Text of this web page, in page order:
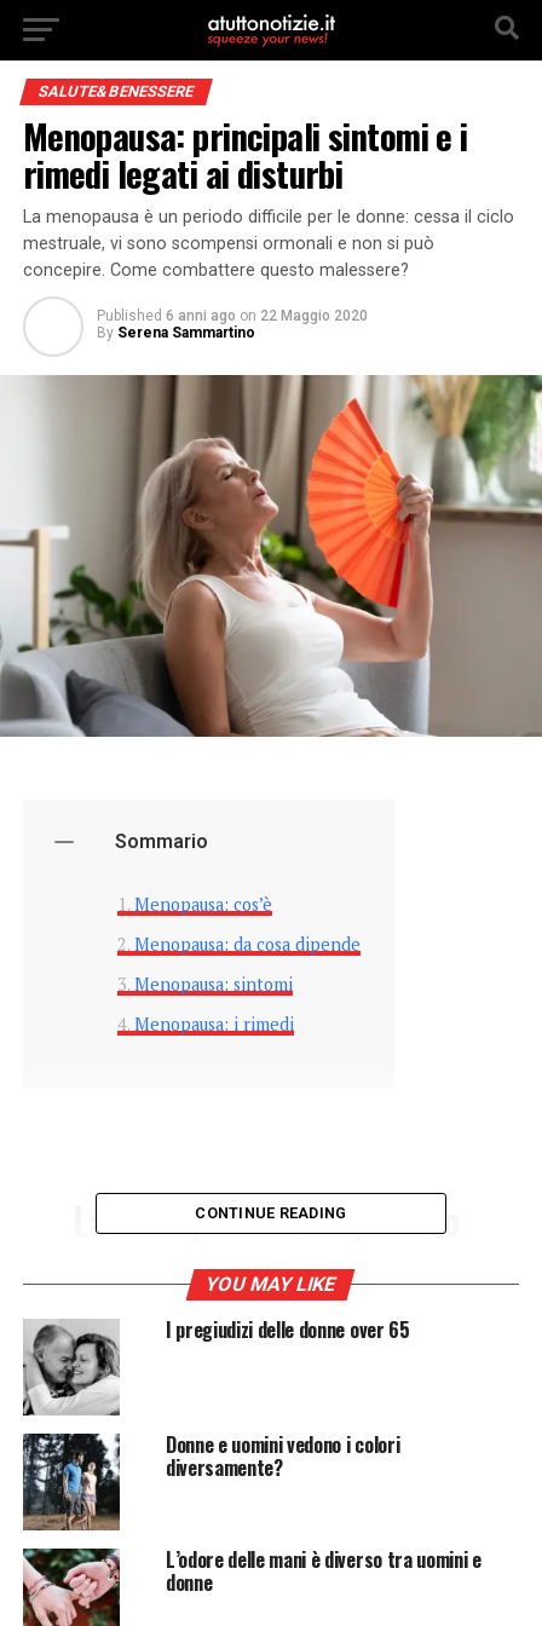
SALUTE&BENESSERE
Menopausa: principali sintomi e i
rimedi legati ai disturbi
La menopausa è un periodo difficile per le donne: cessa il ciclo
mestruale, vi sono scompensi ormonali e non si può
concepire. Come combattere questo malessere?
Published 6 anni ago on 22 Maggio 2020
By Serena Sammartino
Sommario
Menopausa: cos’è
Menopausa: da cosa dipende
Menopausa: sintomi
Menopausa: i rimedi
La menopausa è un periodo
difficile per ogni donna. In
questo momento cessa il
ciclo mestruale, vi sono
scompensi ormonali e non
si riesce più a concepire.
Come si può combattere
questo malessere?
Menopausa: cos’è
La menopausa è un termine utilizzato per definire il
CONTINUE READING
YOU MAY LIKE
I pregiudizi delle donne over 65
Donne e uomini vedono i colori
diversamente?
L’odore delle mani è diverso tra uomini e
donne